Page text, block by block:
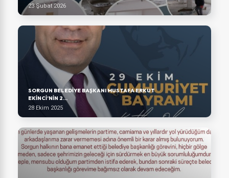
23 Şubat 2026
SORGUN BELEDİYE BAŞKANI MUSTAFA ERKUT
EKİNCİ’NİN 2...
28 Ekim 2025